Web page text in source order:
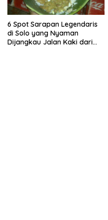
6 Spot Sarapan Legendaris
di Solo yang Nyaman
Dijangkau Jalan Kaki dari